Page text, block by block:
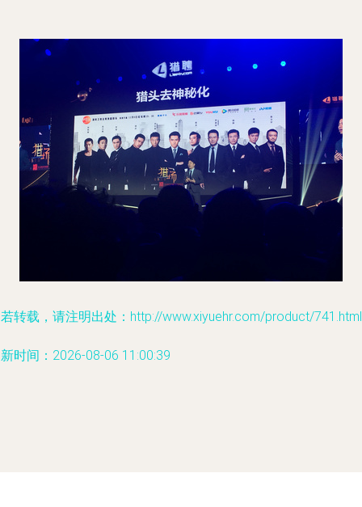
转载，请注明出处：http://www.xiyuehr.com/product/741.html
时间：2026-08-06 11:00:39